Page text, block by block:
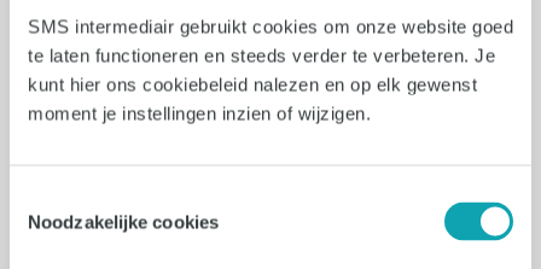
SMS intermediair gebruikt cookies om onze website goed
te laten functioneren en steeds verder te verbeteren. Je
kunt hier ons cookiebeleid nalezen en op elk gewenst
moment je instellingen inzien of wijzigen.
Noodzakelijke cookies
Met meer dan tien jaar ervaring in art,
media en fashion werkt Rian van Gend
als Commercieel Medewerker
Binnendienst bij Faber Exposize in
zijn eerste indrukken Lees snel verder!